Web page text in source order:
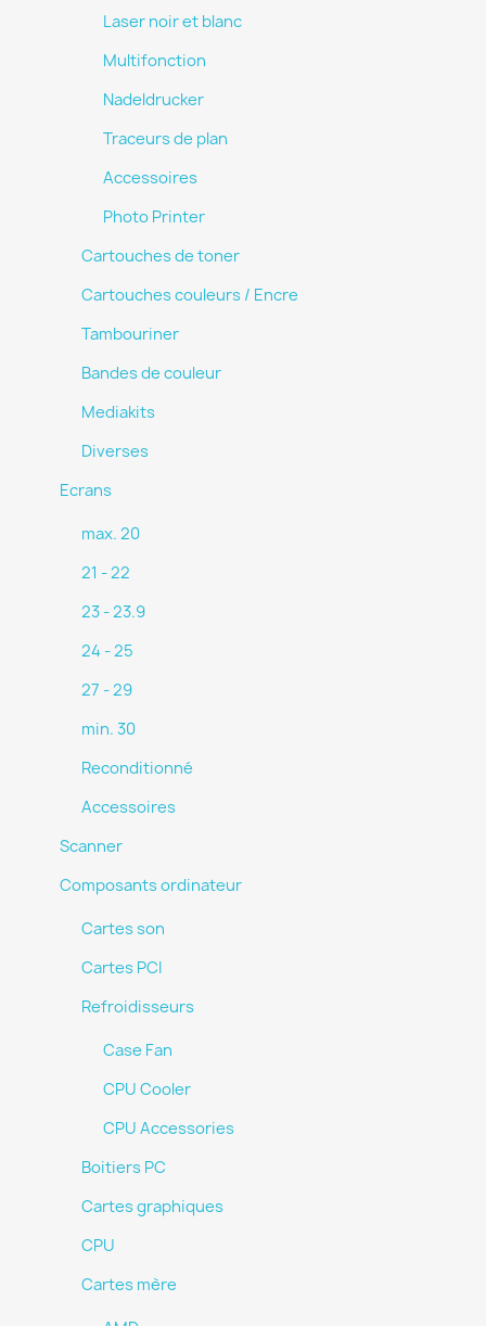
Laser noir et blanc
Multifonction
Nadeldrucker
Traceurs de plan
Accessoires
Photo Printer
Cartouches de toner
Cartouches couleurs / Encre
Tambouriner
Bandes de couleur
Mediakits
Diverses
Ecrans
max. 20
21 - 22
23 - 23.9
24 - 25
27 - 29
min. 30
Reconditionné
Accessoires
Scanner
Composants ordinateur
Cartes son
Cartes PCI
Refroidisseurs
Case Fan
CPU Cooler
CPU Accessories
Boitiers PC
Cartes graphiques
CPU
Cartes mère